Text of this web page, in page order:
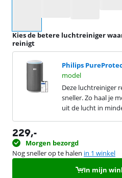
Kies de betere luchtreiniger
reinigt
Philips
model
Deze luchtreiniger
sneller. Zo haal je
uit de lucht in
229,-
Morgen bezorgd
Nog sneller op te halen in 1 winkel
In mijn